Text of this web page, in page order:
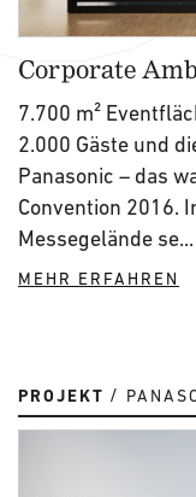
Corporate
7.700 m²
2.000 Gäste und
Panasonic – das
Convention 2016.
Messegelände se...
MEHR ERFAHREN
PROJEKT